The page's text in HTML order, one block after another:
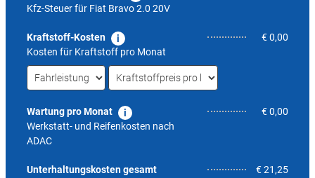
Kfz-Steuer für Fiat Bravo 2.0 20V
Kraftstoff-Kosten
Kosten für Kraftstoff pro Monat
€ 0,00
Wartung pro Monat
Werkstatt- und Reifenkosten nach
ADAC
€ 0,00
Unterhaltungskosten gesamt
€ 21,259,6